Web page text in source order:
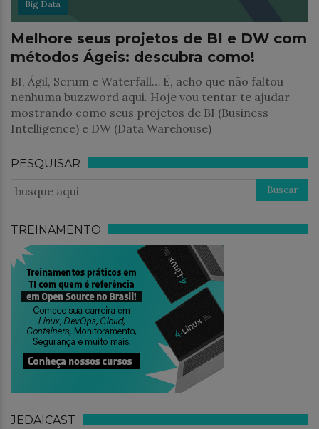
Big Data
Melhore seus projetos de BI e DW com
métodos Ágeis: descubra como!
BI, Ágil, Scrum e Waterfall… É, acho que não faltou
nenhuma buzzword aqui. Hoje vou tentar te ajudar
mostrando como seus projetos de BI (Business
Intelligence) e DW (Data Warehouse)
PESQUISAR
TREINAMENTO
JEDAICAST